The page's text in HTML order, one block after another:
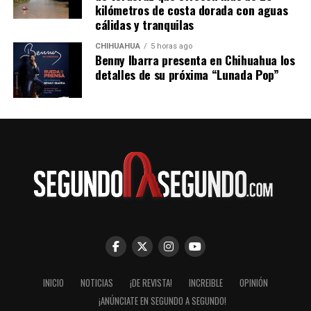
kilómetros de costa dorada con aguas
cálidas y tranquilas
CHIHUAHUA 5 horas ago
Benny Ibarra presenta en Chihuahua los
detalles de su próxima “Lunada Pop”
INICIO NOTICIAS ¡DE REVISTA! INCREIBLE
OPINIÓN
¡ANÚNCIATE EN SEGUNDO A SEGUNDO!